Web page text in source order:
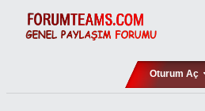
Oturum Aç